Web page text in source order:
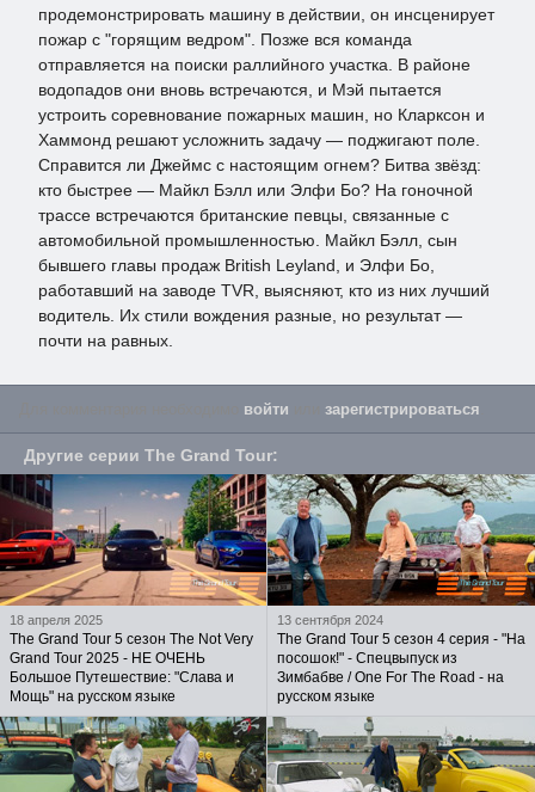
продемонстрировать машину в действии, он инсценирует
пожар с "горящим ведром". Позже вся команда
отправляется на поиски раллийного участка. В районе
водопадов они вновь встречаются, и Мэй пытается
устроить соревнование пожарных машин, но Кларксон и
Хаммонд решают усложнить задачу — поджигают поле.
Справится ли Джеймс с настоящим огнем? Битва звёзд:
кто быстрее — Майкл Бэлл или Элфи Бо? На гоночной
трассе встречаются британские певцы, связанные с
автомобильной промышленностью. Майкл Бэлл, сын
бывшего главы продаж British Leyland, и Элфи Бо,
работавший на заводе TVR, выясняют, кто из них лучший
водитель. Их стили вождения разные, но результат —
почти на равных.
войти зарегистрироваться
Другие серии The Grand Tour:
18 апреля 2025
The Grand Tour 5 сезон The Not Very
Grand Tour 2025 - НЕ ОЧЕНЬ
Большое Путешествие: "Слава и
Мощь" на русском языке
13 сентября 2024
The Grand Tour 5 сезон 4 серия - "На
посошок!" - Спецвыпуск из
Зимбабве / One For The Road - на
русском языке